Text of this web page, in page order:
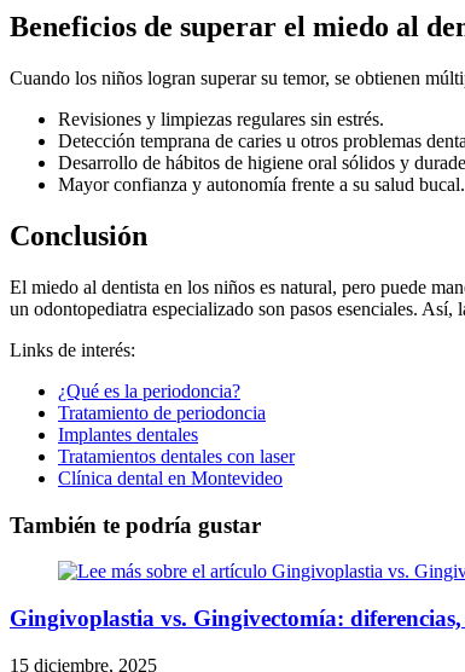
Beneficios de superar el miedo al
Cuando los niños logran superar su temor, se obtienen
Revisiones y limpiezas regulares sin estrés.
Detección temprana de caries u otros problemas
Desarrollo de hábitos de higiene oral sólidos y
Mayor confianza y autonomía frente a su salud bucal.
Conclusión
El miedo al dentista en los niños es natural, pero puede
un odontopediatra especializado son pasos esenciales.
Links de interés:
¿Qué es la periodoncia?
Tratamiento de periodoncia
Implantes dentales
Tratamientos dentales con laser
Clínica dental en Montevideo
También te podría gustar
Gingivoplastia vs. Gingivectomía:
15 diciembre, 2025